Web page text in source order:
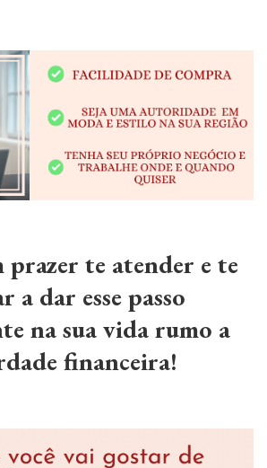
prazer te atender e te
a dar esse passo
na sua vida rumo a
financeira!